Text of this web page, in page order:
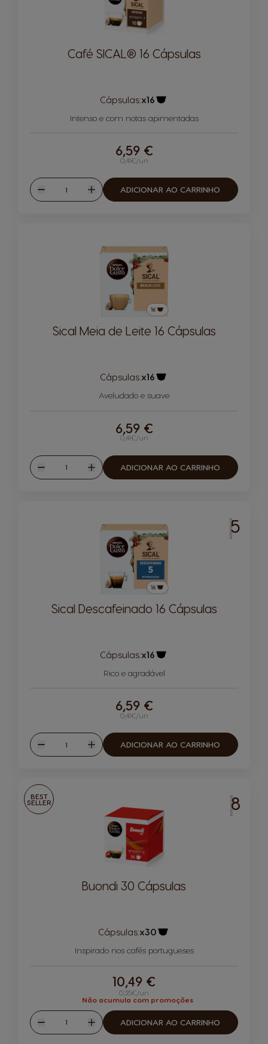
Café SICAL® 16 Cápsulas
Cápsulas:x16
Intenso e com notas apimentadas
0,41€/un
6,59 €
Reduzir
Quantidade
Aumentar
ADICIONAR AO CARRINHO
Sical Meia de Leite 16 Cápsulas
Cápsulas:x16
Aveludado e suave
0,41€/un
6,59 €
Reduzir
Quantidade
Aumentar
ADICIONAR AO CARRINHO
INTENSIDADE5
Sical Descafeinado 16 Cápsulas
Cápsulas:x16
Rico e agradável
0,41€/un
6,59 €
Reduzir
Quantidade
Aumentar
ADICIONAR AO CARRINHO
BEST
SELLER INTENSIDADE8
Buondi 30 Cápsulas
Cápsulas:x30
Inspirado nos cafés portugueses
0,35€/un
10,49 €
Não acumula com promoções
Reduzir
Quantidade
Aumentar
ADICIONAR AO CARRINHO